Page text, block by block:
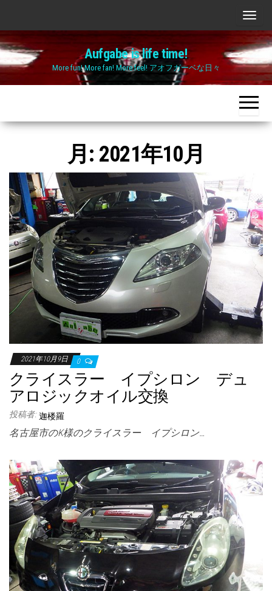
the
content
ナ
ビ
ゲ
ー
シ
ョ
ン
え
Aufgabe is life time!
More fun! More fan! More feel! アオフガーベな日々
月: 2021年10月
2021年10月9日 0
クライスラー イプシロン デュ
アロジックオイル交換
投稿者: 迦楼羅
名古屋市のK様のクライスラー イプシロン…